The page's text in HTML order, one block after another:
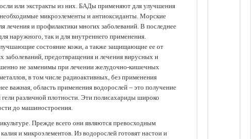
или экстракты из них. БАДы применяют для улучшения
микроэлементы и антиоксиданты. Морские
лечения и профилактики многих заболеваний. В последнее
наружного, так и для внутреннего применения.
состояние кожи, а также защищающие ее от
заболеваний, предотвращения и лечения вирусных и
не заменимы при лечении желудочно-кишечных
в том числе радиоактивных, без применения
важная, область применения водорослей – это получение
различной плотности. Эти полисахариды широко
до машиностроения.
Прежде всего они являются превосходным
и микроэлементов. Из водорослей готовят настои и